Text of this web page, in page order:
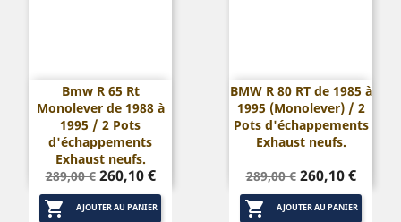
Bmw R 65 Rt
Monolever de 1988 à
1995 / 2 Pots
d'échappements
Exhaust neufs.
Prix
de
base
289,00 € Prix
260,10 €
 AJOUTER AU PANIER
BMW R 80 RT de 1985 à
1995 (Monolever) / 2
Pots d'échappements
Exhaust neufs.
Prix
de
base
289,00 € Prix
260,10 €
 AJOUTER AU PANIER